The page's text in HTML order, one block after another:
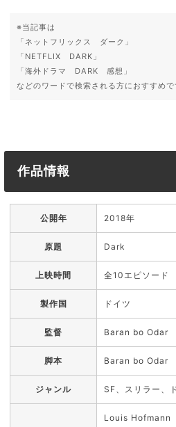
※当記事は
「ネットフリックス ダーク」
「NETFLIX DARK」
「海外ドラマ DARK 感想」
などのワードで検索される方におすすめで
作品情報
公開年 2018年
原題 Dark
上映時間 全10エピソード
製作国 ドイツ
監督 Baran bo Odar
脚本 Baran bo Odar
ジャンル SF、スリラー、
Louis Hofmann